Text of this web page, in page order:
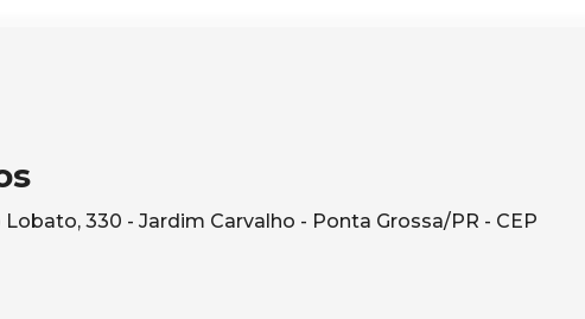
330 - Jardim Carvalho - Ponta Grossa/PR - CEP